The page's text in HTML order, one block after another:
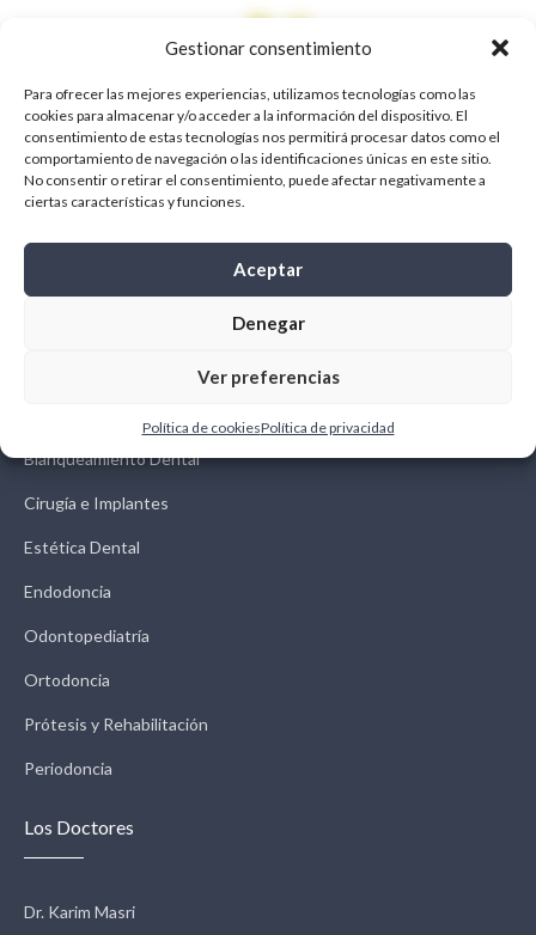
Gestionar consentimiento
Para ofrecer las mejores experiencias, utilizamos tecnologías como las
cookies para almacenar y/o acceder a la información del dispositivo. El
consentimiento de estas tecnologías nos permitirá procesar datos como el
comportamiento de navegación o las identificaciones únicas en este sitio.
No consentir o retirar el consentimiento, puede afectar negativamente a
ciertas características y funciones.
Aceptar
Denegar
Ver preferencias
Política de cookiesPolítica de privacidad
Blanqueamiento Dental
Cirugía e Implantes
Estética Dental
Endodoncia
Odontopediatría
Ortodoncia
Prótesis y Rehabilitación
Periodoncia
Los Doctores
Dr. Karim Masri